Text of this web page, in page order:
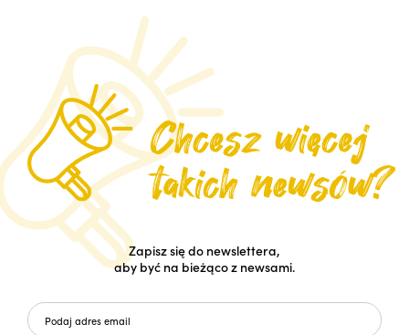
Zapisz się do newslettera,
aby być na bieżąco z newsami.